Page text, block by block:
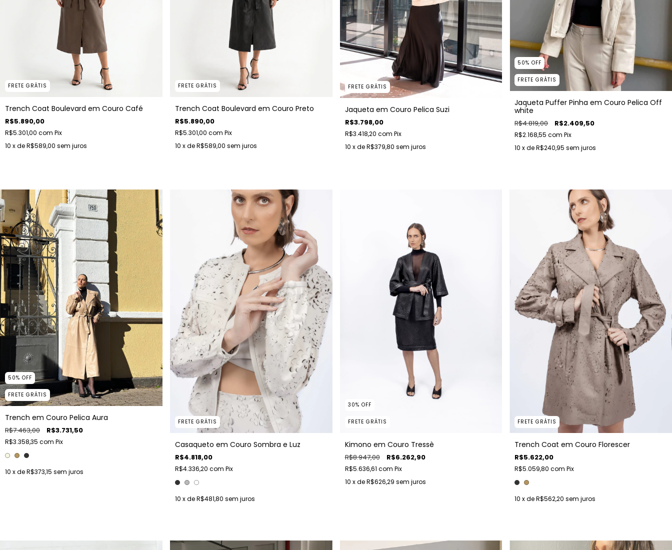
FRETE GRÁTIS
Trench Coat Boulevard em Couro Café
R$5.890,00
R$5.301,00 com Pix
10 x deR$589,00 sem juros
FRETE GRÁTIS
Trench Coat Boulevard em Couro Preto
R$5.890,00
R$5.301,00 com Pix
10 x deR$589,00 sem juros
FRETE GRÁTIS
Jaqueta em Couro Pelica Suzi
R$3.798,00
R$3.418,20 com Pix
10 x deR$379,80 sem juros
50%OFF
FRETE GRÁTIS
Jaqueta Puffer Pinha em Couro Pelica Off
white
R$4.819,00 R$2.409,50
R$2.168,55com Pix
10 x deR$240,95 sem juros
50% OFF
FRETE GRÁTIS
Trench em Couro Pelica Aura
R$7.463,00 R$3.731,50
R$3.358,35 com Pix
10 x deR$373,15 sem juros
FRETE GRÁTIS
Casaqueto em Couro Sombra e Luz
R$4.818,00
R$4.336,20 com Pix
10 x deR$481,80 sem juros
30% OFF
FRETE GRÁTIS
Kimono em Couro Tressè
R$8.947,00 R$6.262,90
R$5.636,61 com Pix
10 x deR$626,29 sem juros
FRETE GRÁTIS
Trench Coat em Couro Florescer
R$5.622,00
R$5.059,80com Pix
10 x deR$562,20 sem juros